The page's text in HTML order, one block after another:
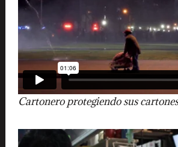
Cartonero protegiendo sus cartones